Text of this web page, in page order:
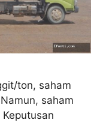
ton, saham
saham